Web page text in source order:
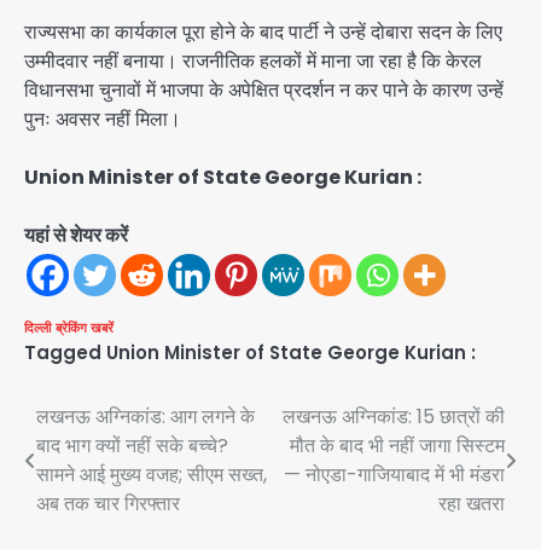
राज्यसभा का कार्यकाल पूरा होने के बाद पार्टी ने उन्हें दोबारा सदन के लिए
उम्मीदवार नहीं बनाया। राजनीतिक हलकों में माना जा रहा है कि केरल
विधानसभा चुनावों में भाजपा के अपेक्षित प्रदर्शन न कर पाने के कारण उन्हें
पुनः अवसर नहीं मिला।
Union Minister of State George Kurian :
यहां से शेयर करें
दिल्ली ब्रेकिंग खबरें
Tagged Union Minister of State George Kurian :
Post
navigation
लखनऊ अग्निकांड: आग लगने के
बाद भाग क्यों नहीं सके बच्चे?
सामने आई मुख्य वजह; सीएम सख्त,
अब तक चार गिरफ्तार
लखनऊ अग्निकांड: 15 छात्रों की
मौत के बाद भी नहीं जागा सिस्टम
— नोएडा-गाजियाबाद में भी मंडरा
रहा खतरा